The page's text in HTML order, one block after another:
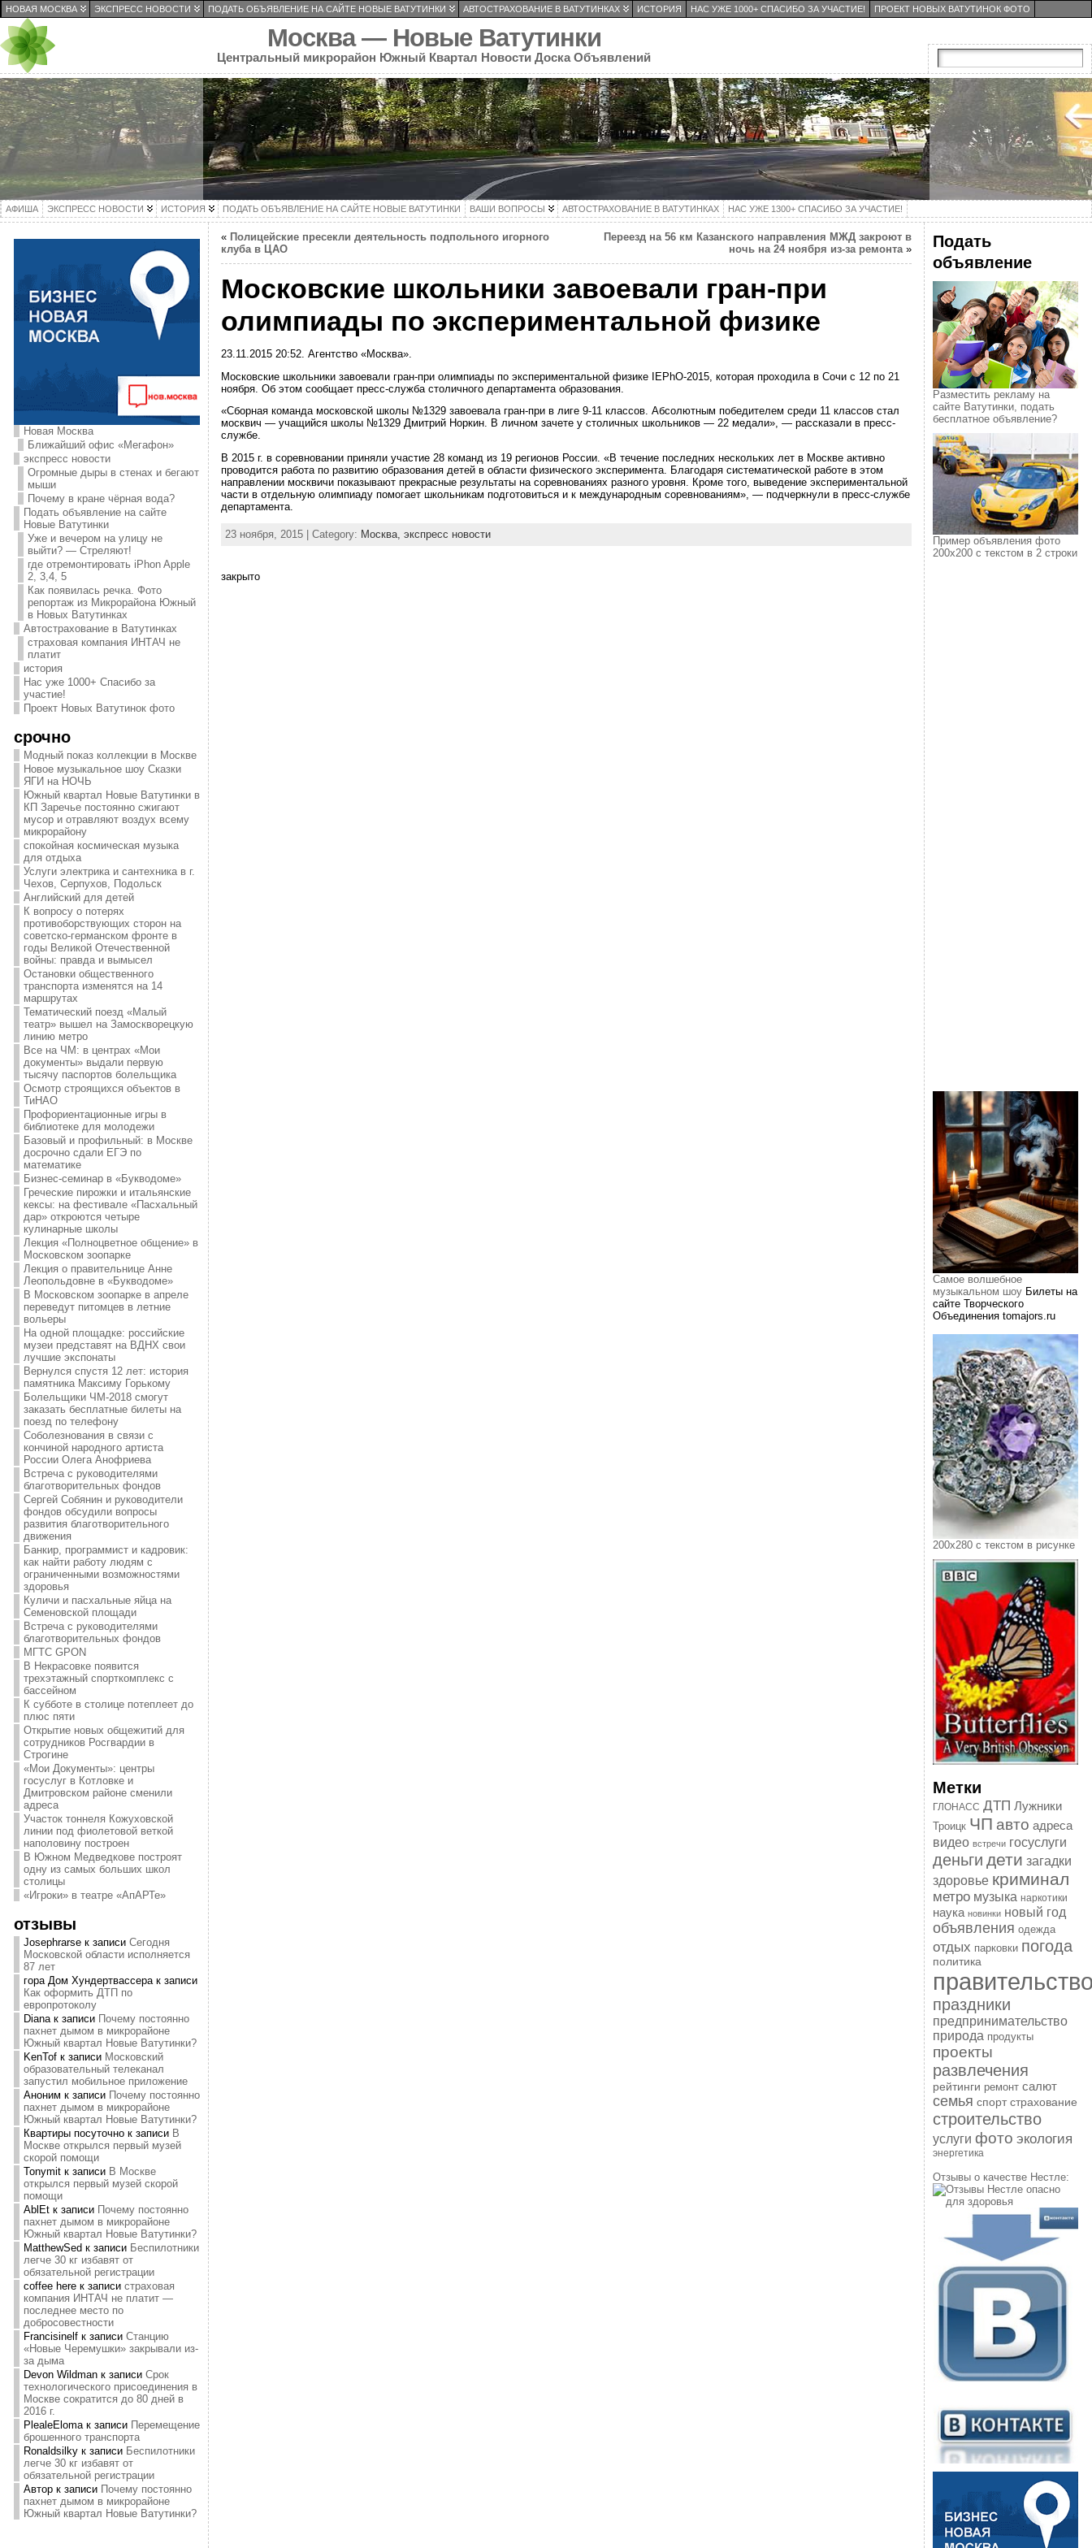
НОВАЯ МОСКВА ЭКСПРЕСС НОВОСТИ ПОДАТЬ ОБЪЯВЛЕНИЕ НА САЙТЕ НОВЫЕ ВАТУТИНКИ АВТОСТРАХОВАНИЕ В ВАТУТИНКАХ ИСТОРИЯ НАС УЖЕ 1000+ СПАСИБО ЗА УЧАСТИЕ! ПРОЕКТ НОВЫХ ВАТУТИНОК ФОТО
Москва — Новые Ватутинки
Центральный микрорайон Южный Квартал Новости Доска Объявлений
АФИША ЭКСПРЕСС НОВОСТИ ИСТОРИЯ ПОДАТЬ ОБЪЯВЛЕНИЕ НА САЙТЕ НОВЫЕ ВАТУТИНКИ ВАШИ ВОПРОСЫ АВТОСТРАХОВАНИЕ В ВАТУТИНКАХ НАС УЖЕ 1300+ СПАСИБО ЗА УЧАСТИЕ!
Новая Москва
Ближайший офис «Мегафон»
экспресс новости
Огромные дыры в стенах и бегают
мыши
Почему в кране чёрная вода?
Подать объявление на сайте
Новые Ватутинки
Уже и вечером на улицу не
выйти? — Стреляют!
где отремонтировать iPhon Apple
2, 3,4, 5
Как появилась речка. Фото
репортаж из Микрорайона Южный
в Новых Ватутинках
Автострахование в Ватутинках
страховая компания ИНТАЧ не
платит
история
Нас уже 1000+ Спасибо за
участие!
Проект Новых Ватутинок фото
срочно
Модный показ коллекции в Москве
Новое музыкальное шоу Сказки
ЯГИ на НОЧЬ
Южный квартал Новые Ватутинки в
КП Заречье постоянно сжигают
мусор и отравляют воздух всему
микрорайону
спокойная космическая музыка
для отдыха
Услуги электрика и сантехника в г.
Чехов, Серпухов, Подольск
Английский для детей
К вопросу о потерях
противоборствующих сторон на
советско-германском фронте в
годы Великой Отечественной
войны: правда и вымысел
Остановки общественного
транспорта изменятся на 14
маршрутах
Тематический поезд «Малый
театр» вышел на Замоскворецкую
линию метро
Все на ЧМ: в центрах «Мои
документы» выдали первую
тысячу паспортов болельщика
Осмотр строящихся объектов в
ТиНАО
Профориентационные игры в
библиотеке для молодежи
Базовый и профильный: в Москве
досрочно сдали ЕГЭ по
математике
Бизнес-семинар в «Букводоме»
Греческие пирожки и итальянские
кексы: на фестивале «Пасхальный
дар» откроются четыре
кулинарные школы
Лекция «Полноцветное общение» в
Московском зоопарке
Лекция о правительнице Анне
Леопольдовне в «Букводоме»
В Московском зоопарке в апреле
переведут питомцев в летние
вольеры
На одной площадке: российские
музеи представят на ВДНХ свои
лучшие экспонаты
Вернулся спустя 12 лет: история
памятника Максиму Горькому
Болельщики ЧМ-2018 смогут
заказать бесплатные билеты на
поезд по телефону
Соболезнования в связи с
кончиной народного артиста
России Олега Анофриева
Встреча с руководителями
благотворительных фондов
Сергей Собянин и руководители
фондов обсудили вопросы
развития благотворительного
движения
Банкир, программист и кадровик:
как найти работу людям с
ограниченными возможностями
здоровья
Куличи и пасхальные яйца на
Семеновской площади
Встреча с руководителями
благотворительных фондов
МГТС GPON
В Некрасовке появится
трехэтажный спорткомплекс с
бассейном
К субботе в столице потеплеет до
плюс пяти
Открытие новых общежитий для
сотрудников Росгвардии в
Строгине
«Мои Документы»: центры
госуслуг в Котловке и
Дмитровском районе сменили
адреса
Участок тоннеля Кожуховской
линии под фиолетовой веткой
наполовину построен
В Южном Медведкове построят
одну из самых больших школ
столицы
«Игроки» в театре «АпАРТе»
отзывы
Josephrarseк записи Сегодня
Московской области исполняется
87 лет
гора Дом Хундертвассерак записи
Как оформить ДТП по
европротоколу
Dianaк записи Почему постоянно
пахнет дымом в микрорайоне
Южный квартал Новые Ватутинки?
KenTofк записи Московский
образовательный телеканал
запустил мобильное приложение
Аноним к записи Почему постоянно
пахнет дымом в микрорайоне
Южный квартал Новые Ватутинки?
Квартиры посуточнок записи В
Москве открылся первый музей
скорой помощи
Tonymitк записи В Москве
открылся первый музей скорой
помощи
AblEtк записи Почему постоянно
пахнет дымом в микрорайоне
Южный квартал Новые Ватутинки?
MatthewSed к записи Беспилотники
легче 30 кг избавят от
обязательной регистрации
coffee hereк записи страховая
компания ИНТАЧ не платит —
последнее место по
добросовестности
Francisinelfк записи Станцию
«Новые Черемушки» закрывали из-
за дыма
Devon Wildmanк записи Срок
технологического присоединения в
Москве сократится до 80 дней в
2016 г.
PlealeElomaк записи Перемещение
брошенного транспорта
Ronaldsilkyк записи Беспилотники
легче 30 кг избавят от
обязательной регистрации
Авторк записи Почему постоянно
пахнет дымом в микрорайоне
Южный квартал Новые Ватутинки?
« Полицейские пресекли деятельность подпольного игорного
клуба в ЦАО
Переезд на 56 км Казанского направления МЖД закроют в
ночь на 24 ноября из-за ремонта»
Московские школьники завоевали гран-при
олимпиады по экспериментальной физике
23.11.2015 20:52. Агентство «Москва».
Московские школьники завоевали гран-при олимпиады по экспериментальной физике IEPhO-2015, которая проходила в Сочи с 12 по 21
ноября. Об этом сообщает пресс-служба столичного департамента образования.
«Сборная команда московской школы №1329 завоевала гран-при в лиге 9-11 классов. Абсолютным победителем среди 11 классов стал
москвич — учащийся школы №1329 Дмитрий Норкин. В личном зачете у столичных школьников — 22 медали», — рассказали в пресс-
службе.
В 2015 г. в соревновании приняли участие 28 команд из 19 регионов России. «В течение последних нескольких лет в Москве активно
проводится работа по развитию образования детей в области физического эксперимента. Благодаря систематической работе в этом
направлении москвичи показывают прекрасные результаты на соревнованиях разного уровня. Кроме того, выведение экспериментальной
части в отдельную олимпиаду помогает школьникам подготовиться и к международным соревнованиям», — подчеркнули в пресс-службе
департамента.
23 ноября, 2015 | Category: Москва, экспресс новости
закрыто
Подать
объявление
Разместить рекламу на
сайте Ватутинки, подать
бесплатное объявление?
Пример объявления фото
200х200 с текстом в 2 строки
Самое волшебное
музыкальном шоуБилеты на
сайте Творческого
Объединения tomajors.ru
200х280 с текстом в рисунке
Метки
ГЛОНАСС ДТП Лужники
Троицк ЧП авто адреса
видео встречи госуслуги
деньги дети загадки
здоровье криминал
метро музыка наркотики
наука новинки новый год
объявления одежда
отдых парковки погода
политика
праздники
предпринимательство
природа продукты
проекты
развлечения
рейтинги ремонт салют
семья спорт страхование
строительство
услуги фото экология
энергетика
Отзывы о качестве Нестле: